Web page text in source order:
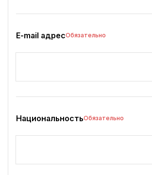
E-mail адресОбязательно
НациональностьОбязательно